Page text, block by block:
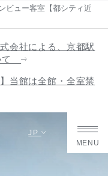
ビュー客室【都シティ近
JP
MENU
会社による、京都駅
て
当館は全館・全室禁